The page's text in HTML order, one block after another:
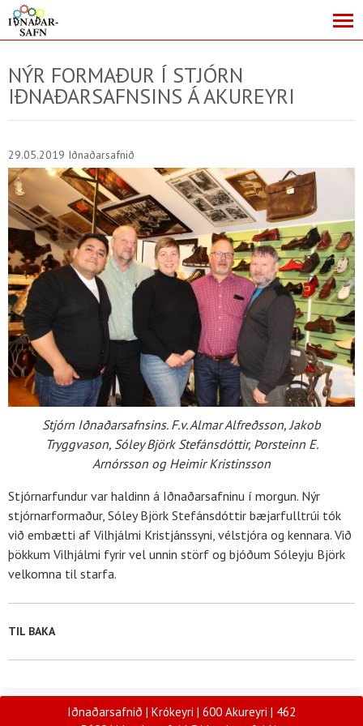
NÝR FORMAÐUR Í STJÓRN
IÐNAÐARSAFNSINS Á AKUREYRI
29.05.2019 Iðnaðarsafnið
Stjórn Iðnaðarsafnsins. F.v. Almar Alfreðsson, Jakob
Tryggvason, Sóley Björk Stefánsdóttir, Þorsteinn E.
Arnórsson og Heimir Kristinsson
Stjórnarfundur var haldinn á Iðnaðarsafninu í morgun. Nýr
stjórnarformaður, Sóley Björk Stefánsdóttir bæjarfulltrúi tók
við embætti af Vilhjálmi Kristjánssyni, vélstjóra og kennara. Við
þökkum Vilhjálmi fyrir vel unnin störf og bjóðum Sóleyju Björk
velkomna til starfa.
TIL BAKA
Iðnaðarsafnið | Krókeyri | 600 Akureyri | 462